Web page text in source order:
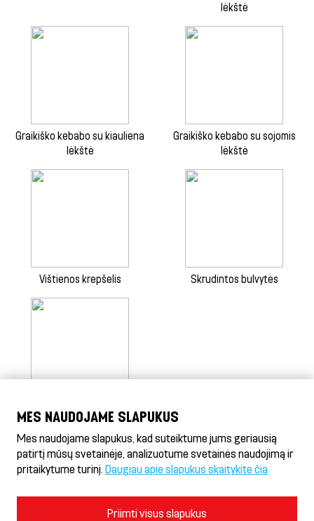
lėkštė
Graikiško kebabo su kiauliena
lėkštė
Graikiško kebabo su sojomis
lėkštė
Vištienos krepšelis Skrudintos bulvytės
porcija
Naudojimosi sąlygos ir privatumo politika
MES NAUDOJAME SLAPUKUS
Mes naudojame slapukus, kad suteiktume jums geriausią
patirtį mūsų svetainėje, analizuotume svetainės naudojimą ir
pritaikytume turinį. Daugiau apie slapukus skaitykite čia
Priimti visus slapukus